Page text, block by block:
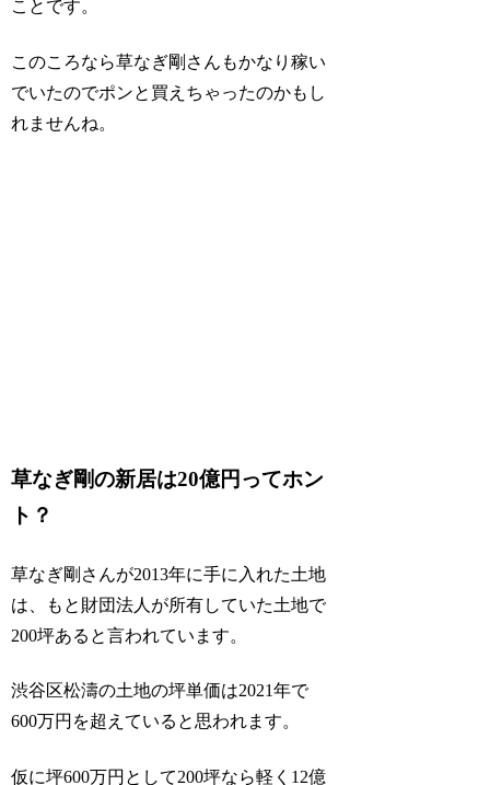
ことです。
このころなら草なぎ剛さんもかなり稼い
でいたのでポンと買えちゃったのかもし
れませんね。
草なぎ剛の新居は20億円ってホン
ト？
草なぎ剛さんが2013年に手に入れた土地
は、もと財団法人が所有していた土地で
200坪あると言われています。
渋谷区松濤の土地の坪単価は2021年で
600万円を超えていると思われます。
仮に坪600万円として200坪なら軽く12億